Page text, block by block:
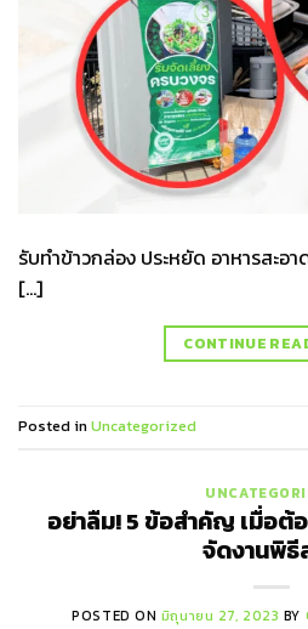
รับทำข้าวกล่อง ประหยัด อาหารสะอ
[…]
CONTINUE
Posted inUncategorized
อย่าลืม! 5 ข้อสำคัญ เมื่อต้
จัดงานพิธี
POSTED ON มิถุนายน 27, 2023 BY